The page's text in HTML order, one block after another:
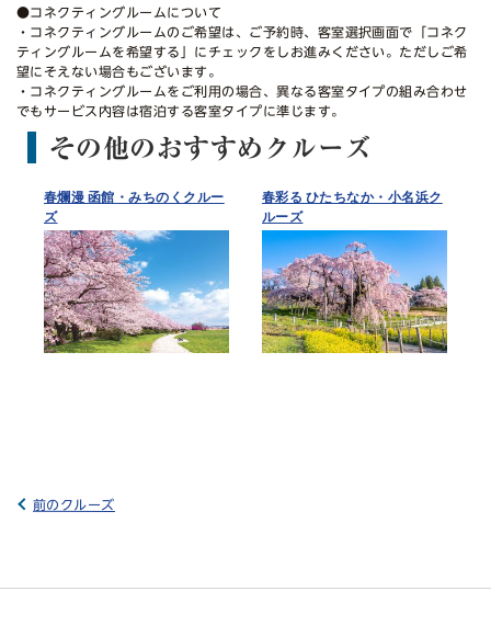
●コネクティングルームについて
・コネクティングルームのご希望は、ご予約時、客室選択画面で「コネク
ティングルームを希望する」にチェックをしお進みください。ただしご希
望にそえない場合もございます。
・コネクティングルームをご利用の場合、異なる客室タイプの組み合わせ
でもサービス内容は宿泊する客室タイプに準じます。
その他のおすすめクルーズ
春爛漫 函館・みちのくクルー
ズ
春彩る ひたちなか・小名浜ク
ルーズ
前のクルーズ